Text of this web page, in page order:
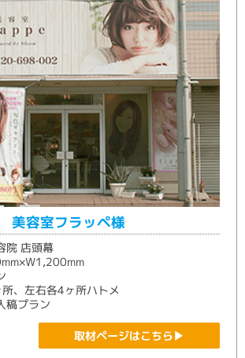
美容室フラッペ様
院 店頭幕
、左右各4ヶ所ハトメ
稿プラン
取材ページはこちら▶